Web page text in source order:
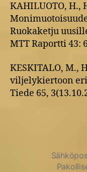
KAHILUOTO, H.,
Ruokaketju
MTT Raportti 43:
KESKITALO, M.,
viljelykiertoon
Tiede 65,